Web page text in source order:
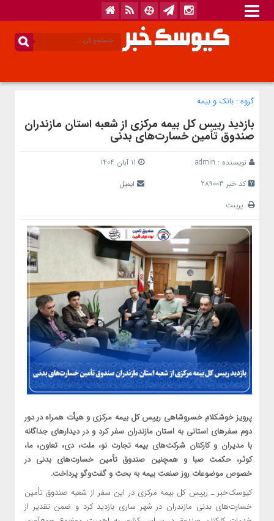
گروه : بانک‌ و بیمه
بازدید رییس کل بیمه مرکزی از شعبه استان مازندران
صندوق تأمین خسارت‌های بدنی
نویسنده : admin
کد خبر 289003
ایمیل
پرینت
پرویز خوشکلام خسروشاهی رییس کل بیمه مرکزی و هیأت همراه در دور
دوم سفرهای استانی به استان مازندران سفر کرد و در دیدارهای جداگانه
با مدیران و کارکنان شرکت‌های بیمه تجارت نو، ملت، دی، تعاون، ما،
کوثر، حکمت صبا و همچنین صندوق تأمین خسارت‌های بدنی در
خصوص موضوعات روز صنعت بیمه به بحث و گفت‌وگو پرداخت.
کیوسک‌خبر ـ رییس کل بیمه مرکزی در این سفر از شعبه صندوق تأمین
خسارت‌های بدنی مازندران در شهر ساری بازدید کرد و ضمن تقدیر از